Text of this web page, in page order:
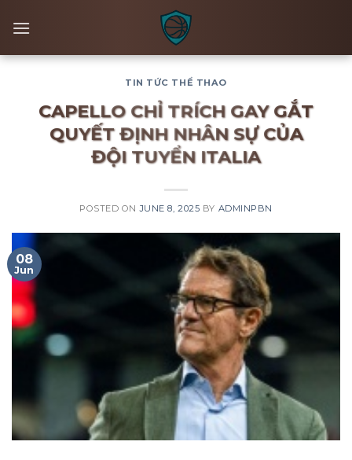
TIN TỨC THỂ THAO
CAPELLO CHỈ TRÍCH GAY GẮT
QUYẾT ĐỊNH NHÂN SỰ CỦA
ĐỘI TUYỂN ITALIA
POSTED ONJUNE 8, 2025 BY ADMINPBN
08
Jun